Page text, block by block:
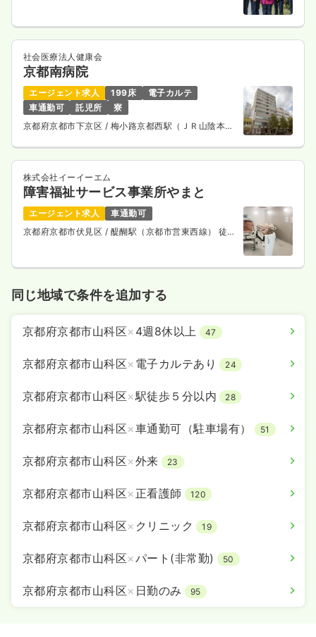
社会医療法人健康会
京都南病院
エージェント求人 199床
電子カルテ
車通勤可
託児所
寮
京都府京都市下京区 / 梅小路京都西駅（ＪＲ山陰本
株式会社イーイーエム
障害福祉サービス事業所やまと
エージェント求人
車通勤可
京都府京都市伏見区 / 醍醐駅（京都市営東西線） 徒歩
同じ地域で条件を追加する
京都府京都市山科区× 4週8休以上 47
京都府京都市山科区× 電子カルテあり 24
京都府京都市山科区×駅徒歩５分以内 28
京都府京都市山科区×車通勤可（駐車場有） 51
京都府京都市山科区×外来 23
京都府京都市山科区× 正看護師 120
京都府京都市山科区× クリニック 19
京都府京都市山科区×パート(非常勤) 50
京都府京都市山科区× 日勤のみ 95